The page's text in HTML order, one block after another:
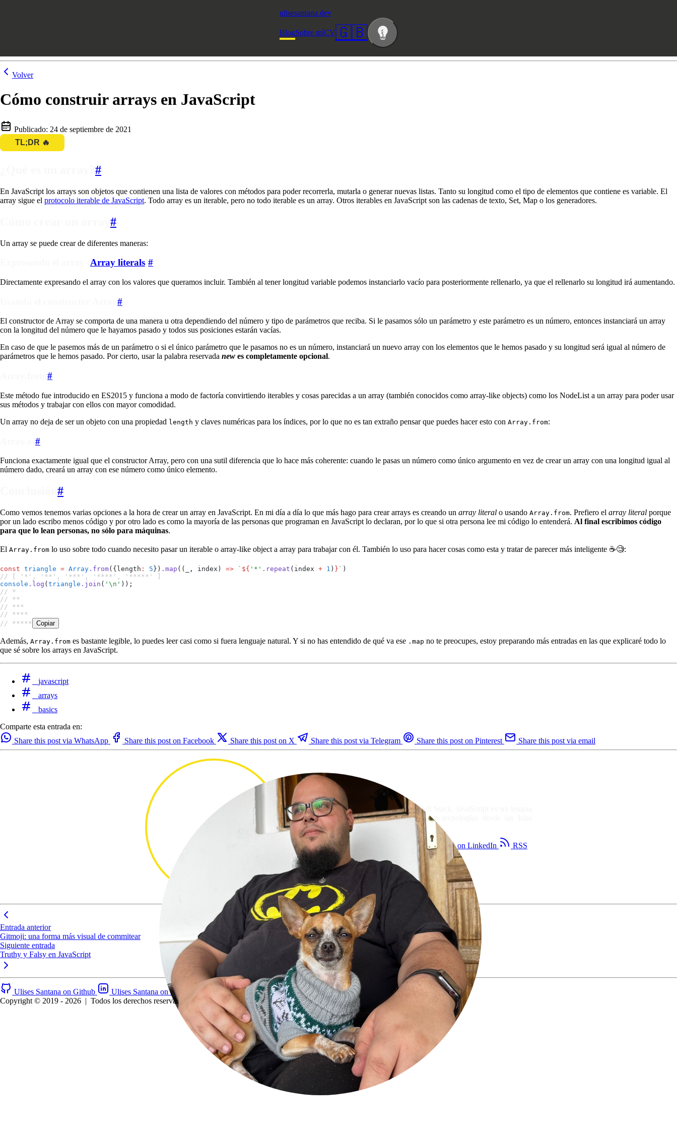
ulisesantana.dev
BlogSobre míCV🇬🇧
Volver
Cómo construir arrays en JavaScript
Publicado: 24 de septiembre de 2021
TL;DR 🔥
#
En JavaScript los arrays son objetos que contienen una lista de valores con métodos para poder recorrerla, mutarla o generar nuevas listas. Tanto su longitud como el tipo de elementos que contiene es variable. El
array sigue el protocolo iterable de JavaScript. Todo array es un iterable, pero no todo iterable es un array. Otros iterables en JavaScript son las cadenas de texto, Set, Map o los generadores.
#
Un array se puede crear de diferentes maneras:
Array literals #
Directamente expresando el array con los valores que queramos incluir. También al tener longitud variable podemos instanciarlo vacío para posteriormente rellenarlo, ya que el rellenarlo su longitud irá aumentando.
#
El constructor de Array se comporta de una manera u otra dependiendo del número y tipo de parámetros que reciba. Si le pasamos sólo un parámetro y este parámetro es un número, entonces instanciará un array
con la longitud del número que le hayamos pasado y todos sus posiciones estarán vacías.
En caso de que le pasemos más de un parámetro o si el único parámetro que le pasamos no es un número, instanciará un nuevo array con los elementos que le hemos pasado y su longitud será igual al número de
parámetros que le hemos pasado. Por cierto, usar la palabra reservada new es completamente opcional.
#
Este método fue introducido en ES2015 y funciona a modo de factoría convirtiendo iterables y cosas parecidas a un array (también conocidos como array-like objects) como los NodeList a un array para poder usar
sus métodos y trabajar con ellos con mayor comodidad.
Un array no deja de ser un objeto con una propiedad length y claves numéricas para los índices, por lo que no es tan extraño pensar que puedes hacer esto con Array.from:
#
Funciona exactamente igual que el constructor Array, pero con una sutil diferencia que lo hace más coherente: cuando le pasas un número como único argumento en vez de crear un array con una longitud igual al
número dado, creará un array con ese número como único elemento.
#
Como vemos tenemos varias opciones a la hora de crear un array en JavaScript. En mi día a día lo que más hago para crear arrays es creando un array literal o usando Array.from. Prefiero el array literal porque
por un lado escribo menos código y por otro lado es como la mayoría de las personas que programan en JavaScript lo declaran, por lo que si otra persona lee mi código lo entenderá. Al final escribimos código
para que lo lean personas, no sólo para máquinas.
El Array.from lo uso sobre todo cuando necesito pasar un iterable o array-like object a array para trabajar con él. También lo uso para hacer cosas como esta y tratar de parecer más inteligente ☕️🧐:
const triangle = Array . from( { length : 5 } ) . map ( ( , index ) => ` ${ ' * ' . repeat ( index + 1 ) } ` )
// [ '*', '**', '***', '****', '*****' ]
console . log ( triangle . join ( ' \n ' ));
// *
// **
// ***
// ****
// ***** Copiar
Además, Array.from es bastante legible, lo puedes leer casi como si fuera lenguaje natural. Y si no has entendido de qué va ese .map no te preocupes, estoy preparando más entradas en las que explicaré todo lo
que sé sobre los arrays en JavaScript.
javascript
arrays
basics
Comparte esta entrada en:
Share this post via WhatsApp
Share this post on Facebook Share this post on X Share this post via Telegram Share this post on Pinterest Share this post via email
👋 Hola! Soy Ulises Santana #
Me gano la vida como Desarrollador Full Stack. JavaScript es mi lengua
materna y la web mi patria. Trasteo con tecnologías desde las Islas
Canarias 🏝️
Ulises Santana on Github
Ulises Santana on LinkedIn
RSS
Feed
Entrada anterior
Gitmoji: una forma más visual de commitear
Siguiente entrada
Truthy y Falsy en JavaScript
Ulises Santana on Github Ulises Santana on LinkedIn
RSS Feed
Copyright © 2019 - 2026 | Todos los derechos reservados.